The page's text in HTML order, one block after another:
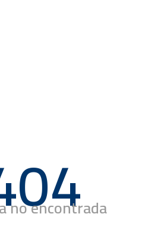
no encontrada